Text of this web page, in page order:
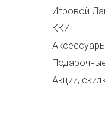
Игровой
ККИ
Акции,